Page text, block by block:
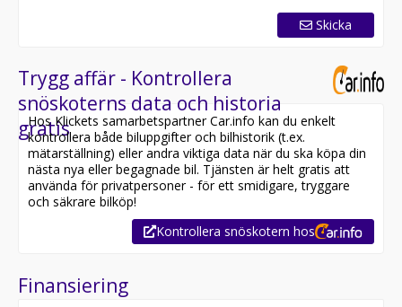
Skicka
Trygg affär - Kontrollera
snöskoterns data och historia
gratis
Hos Klickets samarbetspartner Car.info kan du enkelt
kontrollera både biluppgifter och bilhistorik (t.ex.
mätarställning) eller andra viktiga data när du ska köpa din
nästa nya eller begagnade bil. Tjänsten är helt gratis att
använda för privatpersoner - för ett smidigare, tryggare
och säkrare bilköp!
Kontrollera snöskotern hos
Finansiering